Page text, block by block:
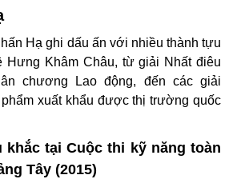
Hạ ghi dấu ấn với nhiều thành tựu
Hưng Khâm Châu, từ giải Nhất điêu
chương Lao động, đến các giải
xuất khẩu được thị trường quốc
khắc tại Cuộc thi kỹ năng toàn
Tây (2015)